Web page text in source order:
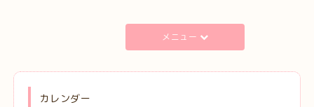
メニュー
カレンダー